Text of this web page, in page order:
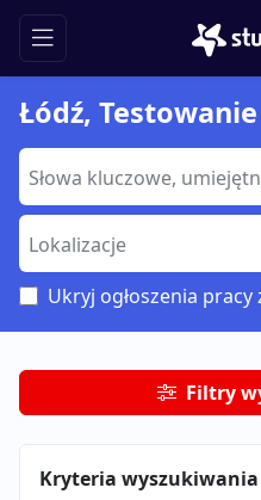
Łódź,
Ukryj ogłoszenia pracy
Filtry
Kryteria wyszukiwania